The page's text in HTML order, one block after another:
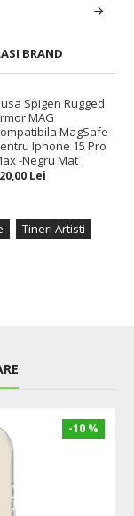
BRAND
Spigen Rugged
MAG
MagSafe
Iphone 15 Pro
-Negru Mat
Lei
Tineri Artisti
-10 %